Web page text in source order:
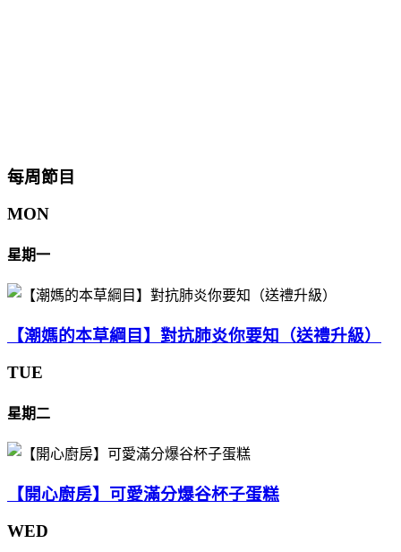
每周節目
MON
星期一
【潮媽的本草綱目】對抗肺炎你要知（送禮升級）
TUE
星期二
【開心廚房】可愛滿分爆谷杯子蛋糕
WED